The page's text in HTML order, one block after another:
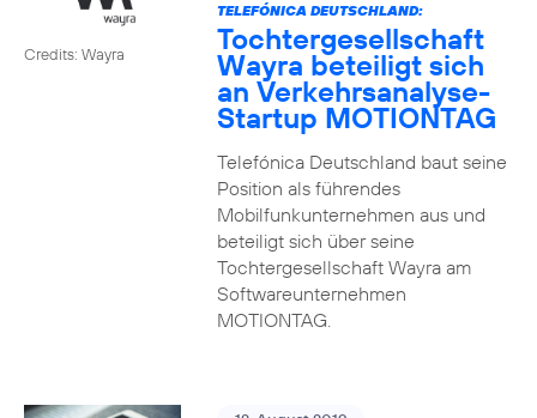
Credits: Wayra
TELEFÓNICA DEUTSCHLAND:
Tochtergesellschaft
Wayra beteiligt sich
an Verkehrsanalyse-
Startup MOTIONTAG
Telefónica Deutschland baut seine
Position als führendes
Mobilfunkunternehmen aus und
beteiligt sich über seine
Tochtergesellschaft Wayra am
Softwareunternehmen
MOTIONTAG.